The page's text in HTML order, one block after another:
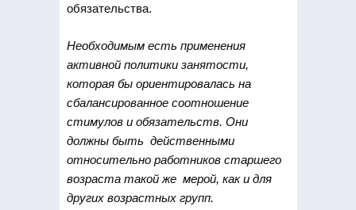
обязательства.
Необходимым есть применения
активной политики занятости,
которая бы ориентировалась на
сбалансированное соотношение
стимулов и обязательств. Они
должны быть действенными
относительно работников старшего
возраста такой же мерой, как и для
других возрастных групп.